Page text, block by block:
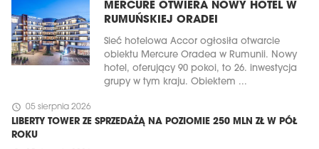
MERCURE OTWIERA NOWY HOTEL W
RUMUŃSKIEJ ORADEI
Sieć hotelowa Accor ogłosiła otwarcie
obiektu Mercure Oradea w Rumunii. Nowy
hotel, oferujący 90 pokoi, to 26. inwestycja
grupy w tym kraju. Obiektem ...
schedule 05 sierpnia 2026
LIBERTY TOWER ZE SPRZEDAŻĄ NA POZIOMIE 250 MLN ZŁ W PÓŁ
ROKU